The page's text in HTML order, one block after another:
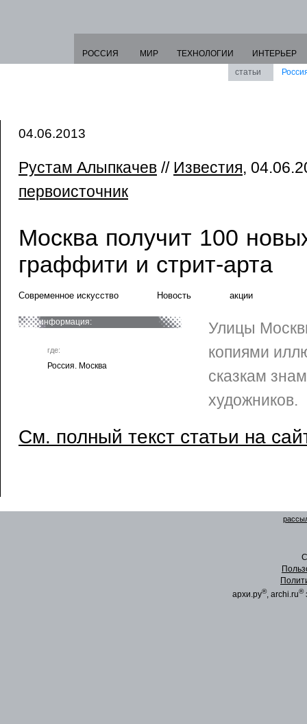
РОССИЯ МИР ТЕХНОЛОГИИ
ИНТЕРЬЕР
статьи
04.06.2013
Рустам Алыпкачев // Известия,
первоисточник
Москва получит 100
граффити и стрит-арта
Современное искусство Новость акции
информация:
где:
Россия. Москва
Улицы
копиями
сказкам
художников.
См. полный текст статьи на
архи.ру®, archi.ru®